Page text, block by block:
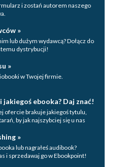
i zostań autorem naszego
»
lub dużym wydawcą? Dołącz do
dystrybucji!
»
w Twojej firmie.
jakiegoś ebooka? Daj znać!
ofercie brakuje jakiegoś tytulu,
by jak najszybciej się u nas
»
lub nagrałeś audibook?
i sprzedawaj go w Ebookpoint!